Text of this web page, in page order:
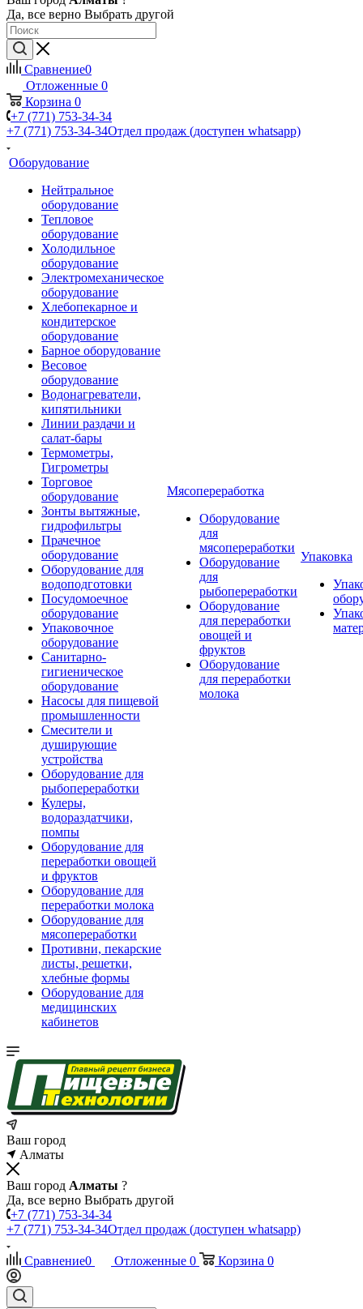
Да, все верно Выбрать другой
Сравнение0
Отложенные 0
Корзина 0
+7 (771) 753-34-34
+7 (771) 753-34-34Отдел продаж (доступен whatsapp)
Оборудование
Нейтральное
оборудование
Тепловое
оборудование
Холодильное
оборудование
Электромеханическое
оборудование
Хлебопекарное и
кондитерское
оборудование
Барное оборудование
Весовое
оборудование
Водонагреватели,
кипятильники
Линии раздачи и
салат-бары
Термометры,
Гигрометры
Торговое
оборудование
Зонты вытяжные,
гидрофильтры
Прачечное
оборудование
Оборудование для
водоподготовки
Посудомоечное
оборудование
Упаковочное
оборудование
Санитарно-
гигиеническое
оборудование
Насосы для пищевой
промышленности
Смесители и
душирующие
устройства
Оборудование для
рыбопереработки
Кулеры,
водораздатчики,
помпы
Оборудование для
переработки овощей
и фруктов
Оборудование для
переработки молока
Оборудование для
мясопереработки
Противни, пекарские
листы, решетки,
хлебные формы
Оборудование для
медицинских
кабинетов
Мясопереработка
Оборудование
для
мясопереработки
Оборудование
для
рыбопереработки
Оборудование
для переработки
овощей и
фруктов
Оборудование
для переработки
молока
Упаковка
Ваш город
Алматы
Ваш город Алматы ?
Да, все верно Выбрать другой
+7 (771) 753-34-34
+7 (771) 753-34-34Отдел продаж (доступен whatsapp)
Сравнение0 Отложенные 0 Корзина 0